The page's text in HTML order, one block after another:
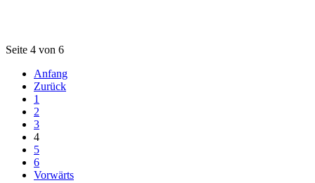
Seite 4 von 6
Anfang
Zurück
1
2
3
4
5
6
Vorwärts